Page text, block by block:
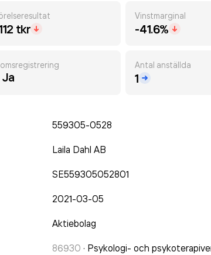
tkr
Vinstmarginal
-41.6%
Ja
Antal anställda
1
559305-0528
Laila Dahl AB
SE559305052801
2021-03-05
Aktiebolag
86930 · Psykologi- och